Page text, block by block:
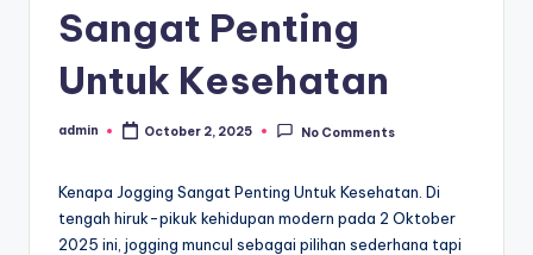
Sangat Penting
Untuk Kesehatan
Posted
admin October 2, 2025 No Comments
Kenapa Jogging Sangat Penting Untuk Kesehatan. Di
tengah hiruk-pikuk kehidupan modern pada 2 Oktober
2025 ini, jogging muncul sebagai pilihan sederhana tapi